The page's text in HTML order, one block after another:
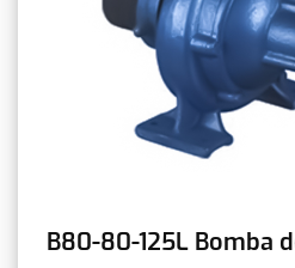
B80-80-125L Bomba